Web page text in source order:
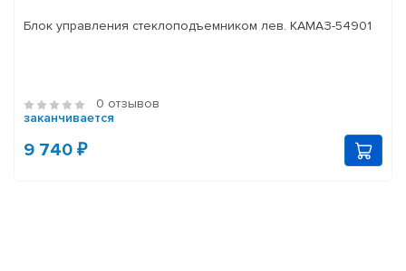
Блок управления стеклоподъемником лев. КАМАЗ-54901
0 отзывов
заканчивается
9 740 ₽